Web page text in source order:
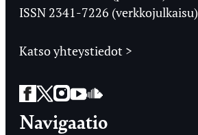
ISSN 2341-7226 (verkkojulkaisu)
Katso yhteystiedot >
Facebook
Twitter
Instagram
YouTube
SoundCloud
Navigaatio